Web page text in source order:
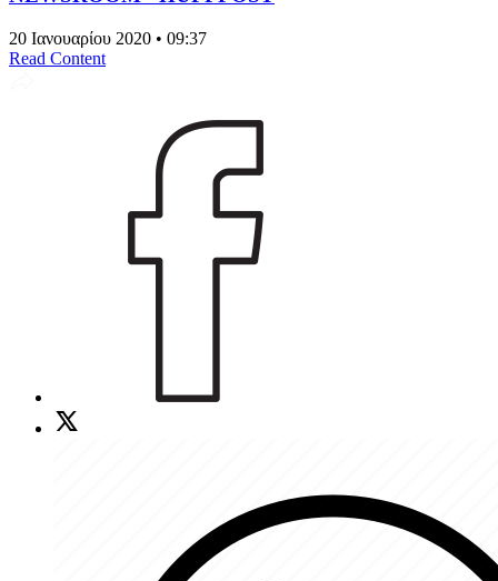
20 Ιανουαρίου 2020 • 09:37
Read Content